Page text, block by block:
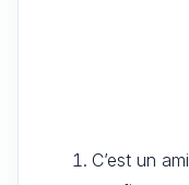
C’est un ami